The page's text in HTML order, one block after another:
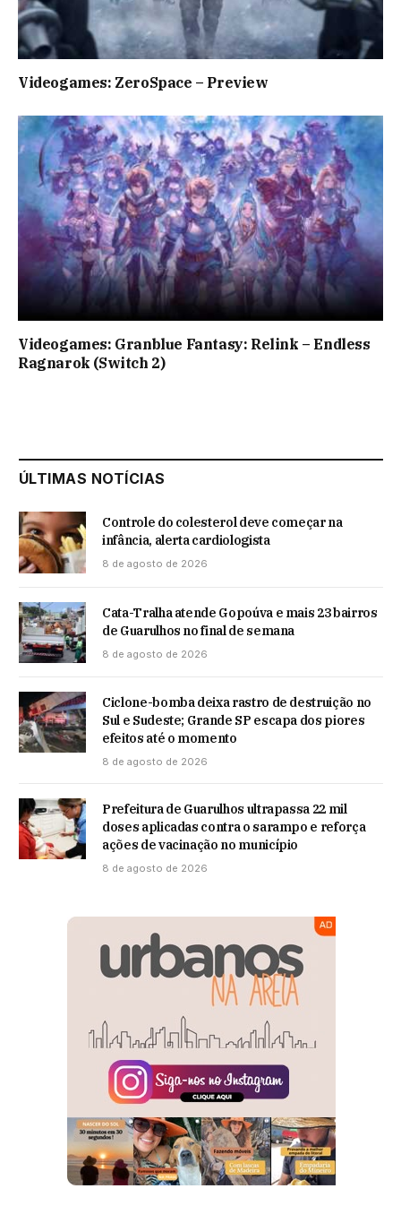
Videogames: ZeroSpace – Preview
Videogames: Granblue Fantasy: Relink – Endless
Ragnarok (Switch 2)
ÚLTIMAS NOTÍCIAS
Controle do colesterol deve começar na
infância, alerta cardiologista
8 de agosto de 2026
Cata-Tralha atende Gopoúva e mais 23 bairros
de Guarulhos no final de semana
8 de agosto de 2026
Ciclone-bomba deixa rastro de destruição no
Sul e Sudeste; Grande SP escapa dos piores
efeitos até o momento
8 de agosto de 2026
Prefeitura de Guarulhos ultrapassa 22 mil
doses aplicadas contra o sarampo e reforça
ações de vacinação no município
8 de agosto de 2026